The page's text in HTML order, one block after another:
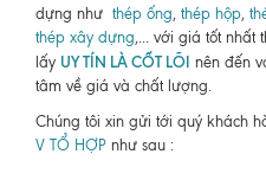
dựng như thép ống, thép hộp,
thép xây dựng,... với giá tốt nhất
lấy UY TÍN LÀ CỐT LÕI nên đến
tâm về giá và chất lượng.
Chúng tôi xin gửi tới quý khách
V TỔ HỢP như sau :